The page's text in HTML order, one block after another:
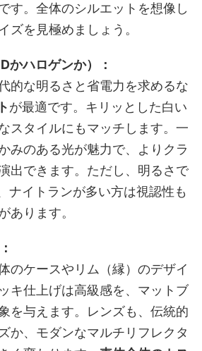
す。全体のシルエットを想像し
ズを見極めましょう。
かハロゲンか）：
的な明るさと省電力を求めるな
が最適です。キリッとした白い
スタイルにもマッチします。一
みのある光が魅力で、よりクラ
出できます。ただし、明るさで
ナイトランが多い方は視認性も
あります。
のケースやリム（縁）のデザイ
キ仕上げは高級感を、マットブ
を与えます。レンズも、伝統的
か、モダンなマルチリフレクタ